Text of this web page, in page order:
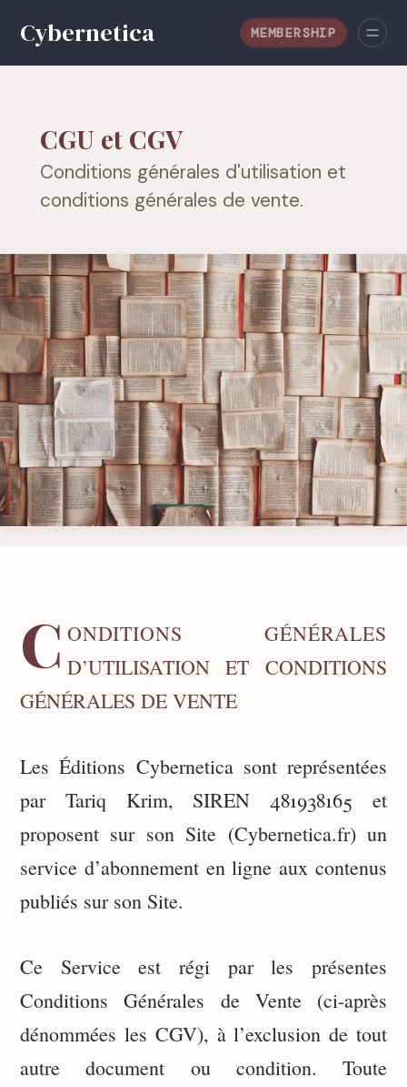
MEMBERSHIP
CGU et CGV
Conditions générales d'utilisation et
conditions générales de vente.
C ONDITIONS GÉNÉRALES
D’UTILISATION ET CONDITIONS
GÉNÉRALES DE VENTE
Les Éditions Cybernetica sont représentées
par Tariq Krim, SIREN 481938165 et
proposent sur son Site (Cybernetica.fr) un
service d’abonnement en ligne aux contenus
publiés sur son Site.
Ce Service est régi par les présentes
Conditions Générales de Vente (ci-après
dénommées les CGV), à l’exclusion de tout
autre document ou condition. Toute